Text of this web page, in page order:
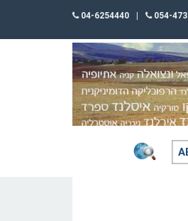
054-
04-6254440